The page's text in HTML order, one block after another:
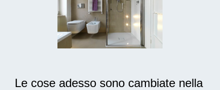
Le cose adesso sono cambiate nella